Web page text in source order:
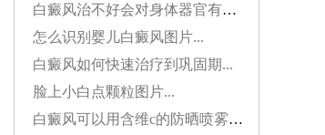
白癜风治不好会对身体器官有影响吗...
怎么识别婴儿白癜风图片...
白癜风如何快速治疗到巩固期...
脸上小白点颗粒图片...
白癜风可以用含维c的防晒喷雾吗...